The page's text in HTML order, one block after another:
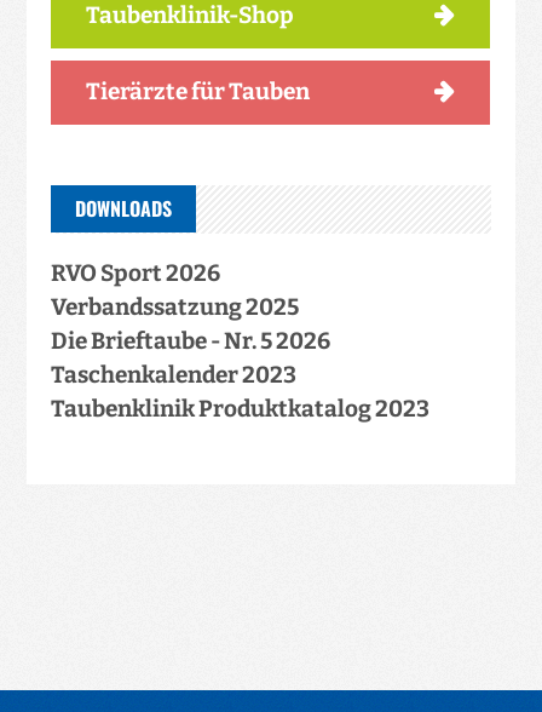
Taubenklinik-Shop
Tierärzte für Tauben
DOWNLOADS
RVO Sport 2026
Verbandssatzung 2025
Die Brieftaube - Nr. 5 2026
Taschenkalender 2023
Taubenklinik Produktkatalog 2023